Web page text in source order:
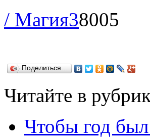
/ Магия38005
Поделиться…
Читайте в
Чтобы год